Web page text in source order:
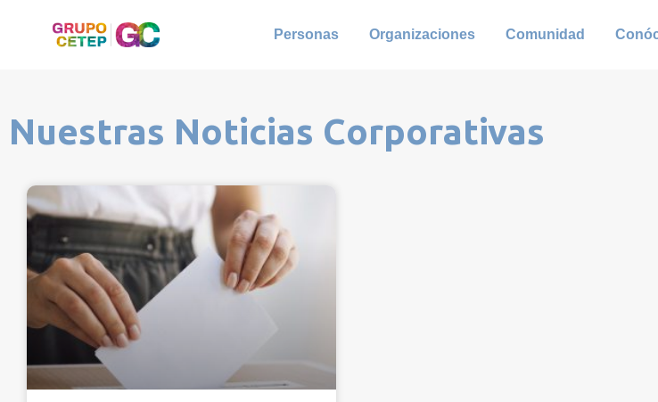
Personas Organizaciones Comunidad
Nuestras Noticias Corporativas